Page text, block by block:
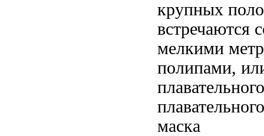
крупных
встречаются
мелкими
полипами,
маска